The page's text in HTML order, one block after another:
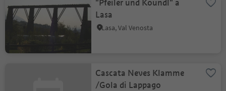
"Pfeiler und Koundl" a
Lasa
Lasa, Val Venosta
Cascata Neves Klamme
/Gola di Lappago